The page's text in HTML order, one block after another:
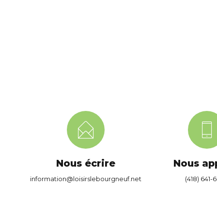
Nous écrire
information@loisirslebourgneuf.net
Nous
(418) 641-